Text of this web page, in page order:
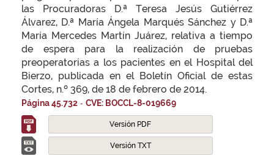
las Procuradoras D.ª Teresa Jesús Gutiérrez
Álvarez, D.ª María Ángela Marqués Sánchez y D.ª
María Mercedes Martín Juárez, relativa a tiempo
de espera para la realización de pruebas
preoperatorias a los pacientes en el Hospital del
Bierzo, publicada en el Boletín Oficial de estas
Cortes, n.º 369, de 18 de febrero de 2014.
Página 45.732 - CVE: BOCCL-8-019669
Versión PDF
Versión TXT